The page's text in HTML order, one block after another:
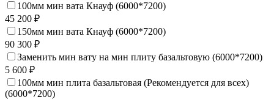
100мм мин вата Кнауф (6000*7200)
45 200 ₽
150мм мин вата Кнауф (6000*7200)
90 300 ₽
Заменить мин вату на мин плиту базальтовую (6000*7200)
5 600 ₽
100мм мин плита базальтовая (Рекомендуется для всех)
(6000*7200)